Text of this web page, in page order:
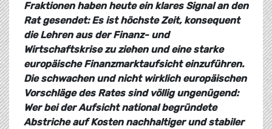
Fraktionen haben heute ein klares Signal an den
Rat gesendet: Es ist höchste Zeit, konsequent
die Lehren aus der Finanz- und
Wirtschaftskrise zu ziehen und eine starke
europäische Finanzmarktaufsicht einzuführen.
Die schwachen und nicht wirklich europäischen
Vorschläge des Rates sind völlig ungenügend:
Wer bei der Aufsicht national begründete
Abstriche auf Kosten nachhaltiger und stabiler